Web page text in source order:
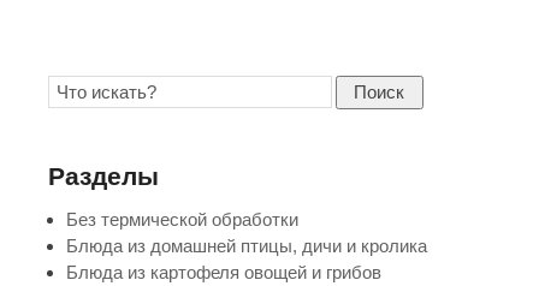
Поиск
Разделы
Без термической обработки
Блюда из домашней птицы, дичи и кролика
Блюда из картофеля овощей и грибов